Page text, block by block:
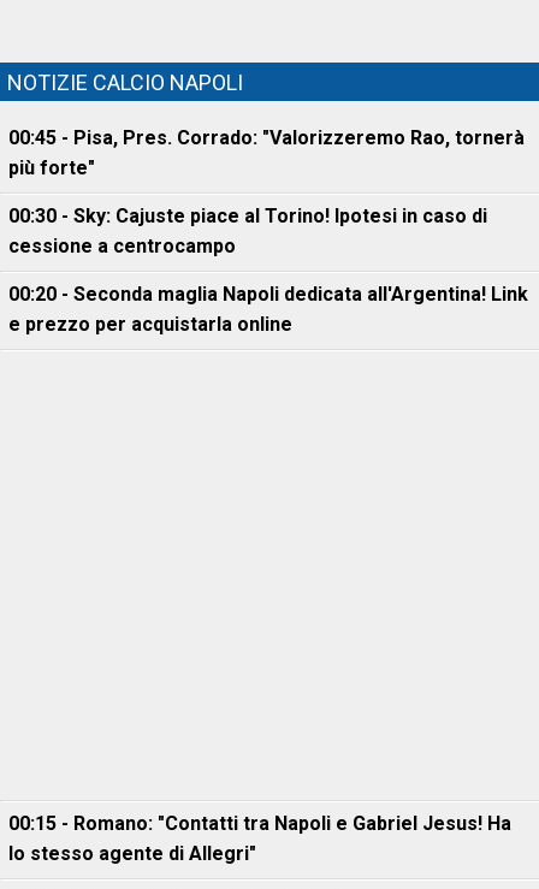
NOTIZIE CALCIO NAPOLI
00:45 - Pisa, Pres. Corrado: "Valorizzeremo Rao, tornerà
più forte"
00:30 - Sky: Cajuste piace al Torino! Ipotesi in caso di
cessione a centrocampo
00:20 - Seconda maglia Napoli dedicata all'Argentina! Link
e prezzo per acquistarla online
00:15 - Romano: "Contatti tra Napoli e Gabriel Jesus! Ha
lo stesso agente di Allegri"